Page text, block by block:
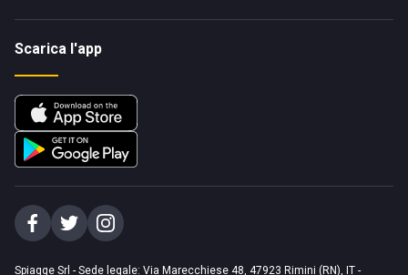
Scarica l'app
Spiagge Srl - Sede legale: Via Marecchiese 48, 47923 Rimini (RN), IT -